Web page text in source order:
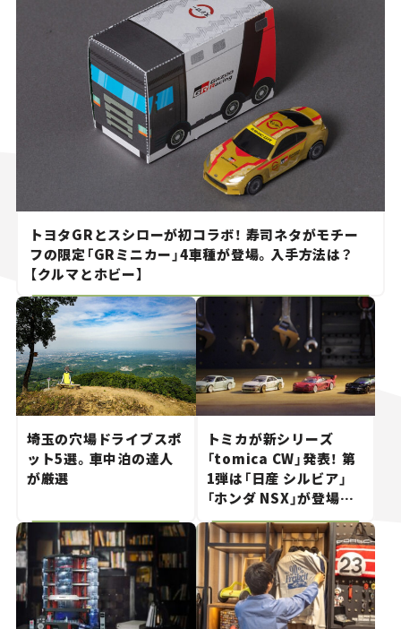
トヨタGRとスシローが初コラボ！ 寿司ネタがモチー
フの限定「GRミニカー」4車種が登場。入手方法は？
【クルマとホビー】
埼玉の穴場ドライブスポ
ット5選。車中泊の達人
が厳選
トミカが新シリーズ
「tomica CW」発表！ 第
1弾は「日産 シルビア」
「ホンダ NSX」が登場。
世界が注目す
る“JDM"に焦点【クルマ
とホビー】